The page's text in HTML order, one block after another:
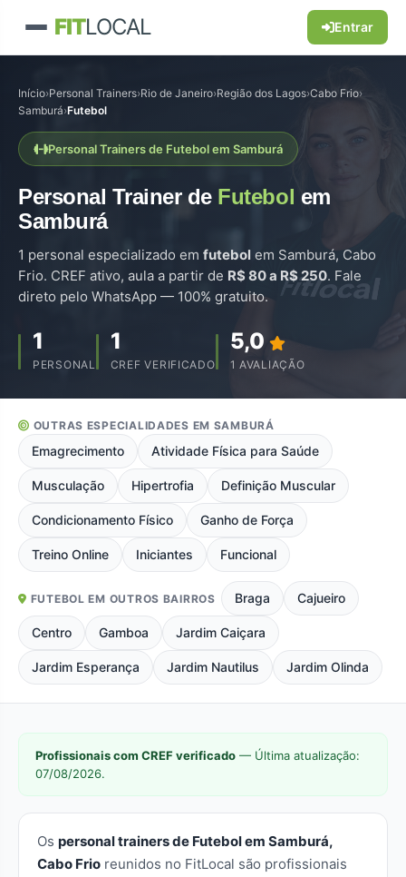
FITLOCAL Entrar
Início›Personal Trainers›Rio de Janeiro›Região dos Lagos›Cabo Frio›
Samburá›Futebol
Personal Trainers de Futebol em Samburá
Personal Trainer de Futebol em
Samburá
1 personal especializado em futebol em Samburá, Cabo
Frio. CREF ativo, aula a partir de R$ 80 a R$ 250. Fale
direto pelo WhatsApp — 100% gratuito.
1
PERSONAL
1
CREF VERIFICADO
5,0
1 AVALIAÇÃO
OUTRAS ESPECIALIDADES EM SAMBURÁ
Emagrecimento Atividade Física para Saúde
Musculação Hipertrofia Definição Muscular
Condicionamento Físico Ganho de Força
Treino Online Iniciantes Funcional
FUTEBOL EM OUTROS BAIRROS Braga Cajueiro
Centro Gamboa Jardim Caiçara
Jardim Esperança Jardim Nautilus Jardim Olinda
Profissionais com CREF verificado — Última atualização:
07/08/2026.
Os personal trainers de Futebol em Samburá,
Cabo Frio reunidos no FitLocal são profissionais